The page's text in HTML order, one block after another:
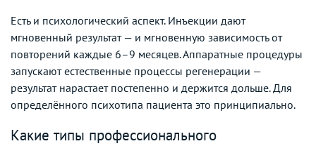
Есть и психологический аспект. Инъекции дают
мгновенный результат — и мгновенную зависимость от
повторений каждые 6–9 месяцев. Аппаратные процедуры
запускают естественные процессы регенерации —
результат нарастает постепенно и держится дольше. Для
определённого психотипа пациента это принципиально.
Какие типы профессионального